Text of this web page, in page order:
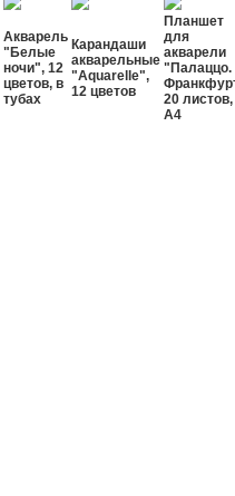
Акварель
"Белые
ночи", 12
цветов, в
тубах
Карандаши
акварельные
"Aquarelle",
12 цветов
Планшет
для
акварели
"Палаццо.
20 листов,
А4